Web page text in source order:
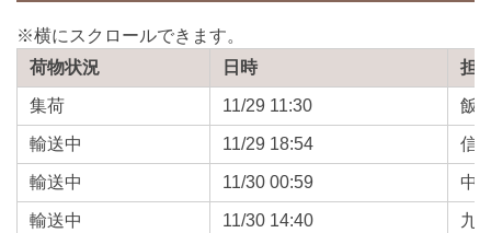
荷物状況 日時 担
集荷 11/29 11:30 飯
輸送中 11/29 18:54 信
輸送中 11/30 00:59 中
輸送中 11/30 14:40 九